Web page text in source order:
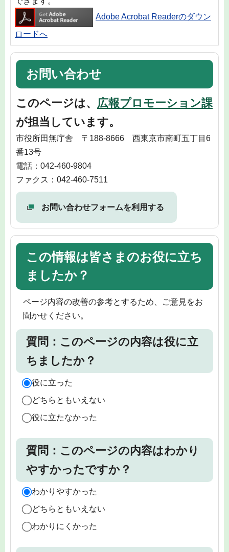
Adobe Acrobat Readerのダウン
ロードへ
お問い合わせ
このページは、 広報プロモーション課
が担当しています。
市役所田無庁舎 〒188-8666 西東京市南町五丁目6
番13号
電話：042-460-9804
ファクス：042-460-7511
お問い合わせフォームを利用する
この情報は皆さまのお役に立ち
ましたか？
ページ内容の改善の参考とするため、ご意見をお
聞かせください。
質問：このページの内容は役に立
ちましたか？
役に立った
どちらともいえない
役に立たなかった
質問：このページの内容はわかり
やすかったですか？
わかりやすかった
どちらともいえない
わかりにくかった